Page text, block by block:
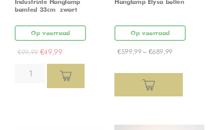
Industriële Hanglamp
bamled 33cm – zwart
Op voorraad
€99,99 €49,99
Hanglamp Elysa bollen
Op voorraad
€599,99 – €689,99